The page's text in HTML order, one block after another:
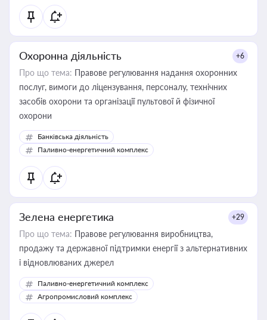
Охоронна діяльність +6
Про що тема: Правове регулювання надання охоронних
послуг, вимоги до ліцензування, персоналу, технічних
засобів охорони та організації пультової й фізичної
охорони
Банківська діяльність
Паливно-енергетичний комплекс
Зелена енергетика +29
Про що тема: Правове регулювання виробництва,
продажу та державної підтримки енергії з альтернативних
і відновлюваних джерел
Паливно-енергетичний комплекс
Агропромисловий комплекс